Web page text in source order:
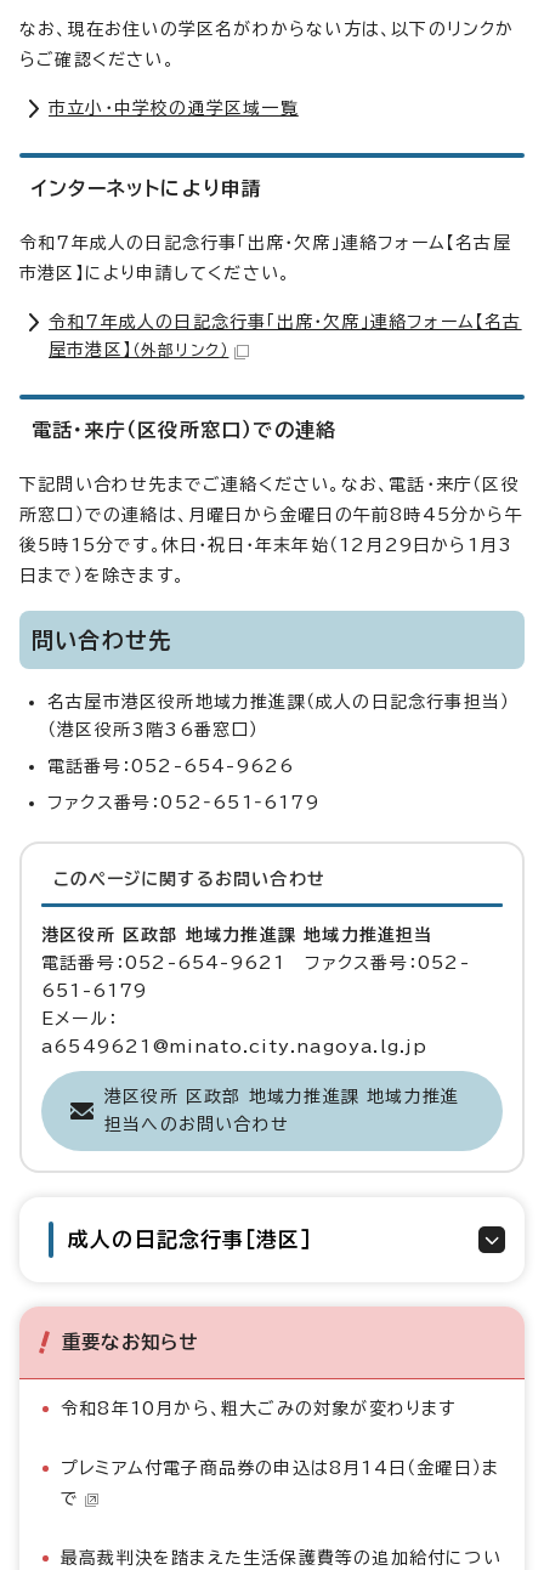
なお、現在お住いの学区名がわからない方は、以下のリンクか
らご確認ください。
市立小・中学校の通学区域一覧
インターネットにより申請
令和7年成人の日記念行事「出席・欠席」連絡フォーム【名古屋
市港区】により申請してください。
令和7年成人の日記念行事「出席・欠席」連絡フォーム【名古
屋市港区】 （外部リンク）
電話・来庁（区役所窓口）での連絡
下記問い合わせ先までご連絡ください。なお、電話・来庁（区役
所窓口）での連絡は、月曜日から金曜日の午前8時45分から午
後5時15分です。休日・祝日・年末年始（12月29日から1月3
日まで）を除きます。
問い合わせ先
名古屋市港区役所地域力推進課（成人の日記念行事担当）
（港区役所3階36番窓口）
電話番号：052-654-9626
ファクス番号：052‐651‐6179
このページに関する お問い合わせ
港区役所 区政部 地域力推進課 地域力推進担当
電話番号：052-654-9621 ファクス番号：052-
651-6179
Eメール：
a6549621@minato.city.nagoya.lg.jp
港区役所 区政部 地域力推進課 地域力推進
担当へのお問い合わせ
成人の日記念行事［港区］
重要なお知らせ
令和8年10月から、粗大ごみの対象が変わります
プレミアム付電子商品券の申込は8月14日（金曜日）ま
で
最高裁判決を踏まえた生活保護費等の追加給付につい